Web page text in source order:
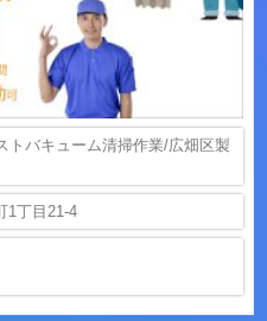
トバキューム清掃作業/広畑区製
1丁目21-4